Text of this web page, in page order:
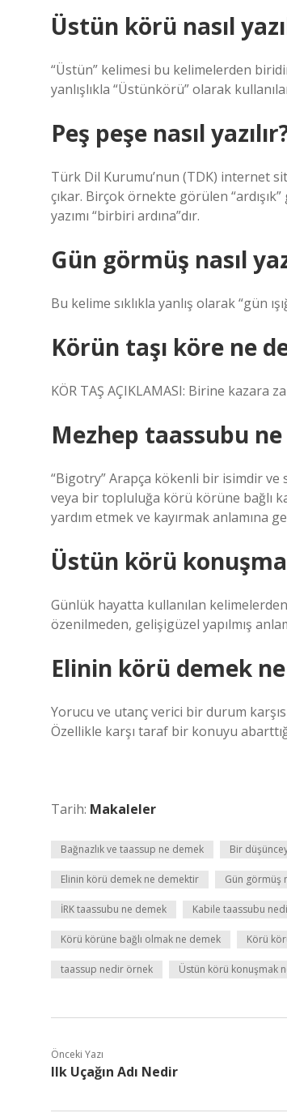
Üstün körü nasıl
“Üstün” kelimesi bu kelimelerden
yanlışlıkla “Üstünkörü” olarak
Peş peşe nasıl
Türk Dil Kurumu’nun (TDK) internet
çıkar. Birçok örnekte görülen
yazımı “birbiri ardına”dır.
Gün görmüş nasıl
Bu kelime sıklıkla yanlış olarak “gün
Körün taşı köre ne
KÖR TAŞ AÇIKLAMASI: Birine kazara
Mezhep taassubu
“Bigotry” Arapça kökenli bir isimdir ve
veya bir topluluğa körü körüne bağlı
yardım etmek ve kayırmak anlamına
Üstün körü
Günlük hayatta kullanılan
özenilmeden, gelişigüzel yapılmış
Elinin körü demek
Yorucu ve utanç verici bir durum
Özellikle karşı taraf bir konuyu
Tarih: Makaleler
Bağnazlık ve taassup ne demek Bir
Elinin körü demek ne demektir Gün görmüş
İRK taassubu ne demek Kabile taassubu
Körü körüne bağlı olmak ne demek Körü
taassup nedir örnek Üstün körü konuşmak
Önceki Yazı
Ilk Uçağın Adı Nedir